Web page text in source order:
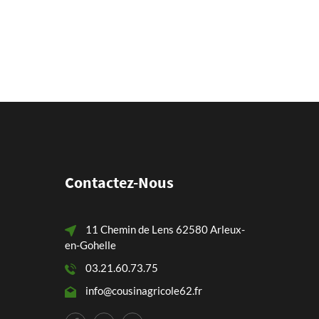
Contactez-Nous
11 Chemin de Lens 62580 Arleux-
en-Gohelle
03.21.60.73.75
info@cousinagricole62.fr